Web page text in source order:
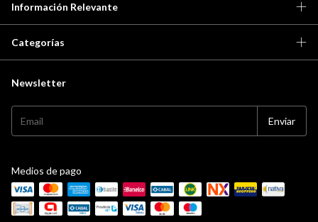
Información Relevante
Categorías
Newsletter
Medios de pago